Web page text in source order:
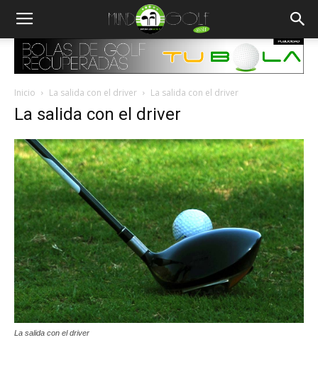
Inicio La salida con el driver La salida con el driver
La salida con el driver
La salida con el driver